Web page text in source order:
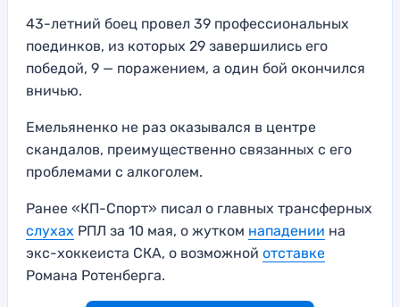
43-летний боец провел 39 профессиональных
поединков, из которых 29 завершились его
победой, 9 — поражением, а один бой окончился
вничью.
Емельяненко не раз оказывался в центре
скандалов, преимущественно связанных с его
проблемами с алкоголем.
Ранее «КП-Спорт» писал о главных трансферных
слухах РПЛ за 10 мая, о жутком нападении на
экс-хоккеиста СКА, о возможной отставке
Романа Ротенберга.